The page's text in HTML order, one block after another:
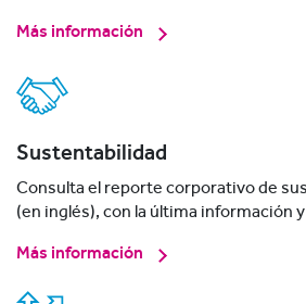
Más información
Sustentabilidad
Consulta el reporte corporativo de
(en inglés), con la última información
Más información